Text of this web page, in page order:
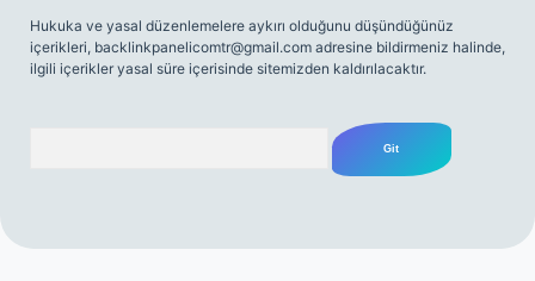
Hukuka ve yasal düzenlemelere aykırı olduğunu düşündüğünüz
içerikleri, backlinkpanelicomtr@gmail.com adresine bildirmeniz halinde,
ilgili içerikler yasal süre içerisinde sitemizden kaldırılacaktır.